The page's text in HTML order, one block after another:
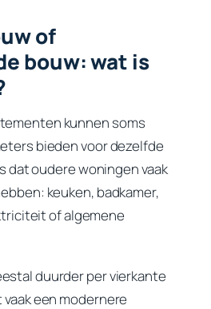
of
bouw: wat is
kunnen soms
bieden voor dezelfde
dat oudere woningen vaak
keuken, badkamer,
of algemene
duurder per vierkante
een modernere